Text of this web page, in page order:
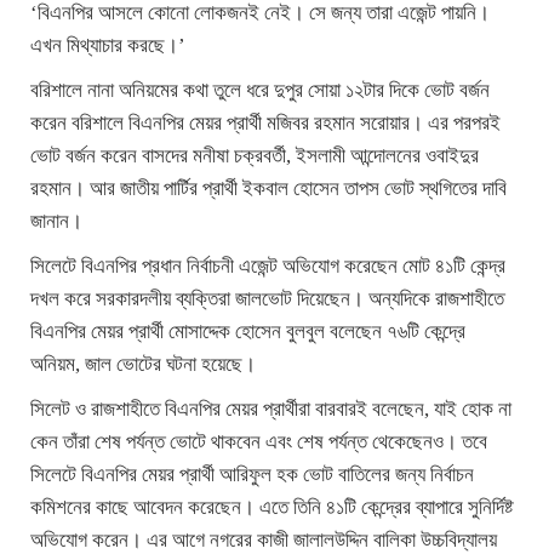
‘বিএনপির আসলে কোনো লোকজনই নেই। সে জন্য তারা এজেন্ট পায়নি।
এখন মিথ্যাচার করছে।’
বরিশালে নানা অনিয়মের কথা তুলে ধরে দুপুর সোয়া ১২টার দিকে ভোট বর্জন
করেন বরিশালে বিএনপির মেয়র প্রার্থী মজিবর রহমান সরোয়ার। এর পরপরই
ভোট বর্জন করেন বাসদের মনীষা চক্রবর্তী, ইসলামী আন্দোলনের ওবাইদুর
রহমান। আর জাতীয় পার্টির প্রার্থী ইকবাল হোসেন তাপস ভোট স্থগিতের দাবি
জানান।
সিলেটে বিএনপির প্রধান নির্বাচনী এজেন্ট অভিযোগ করেছেন মোট ৪১টি কেন্দ্র
দখল করে সরকারদলীয় ব্যক্তিরা জালভোট দিয়েছেন। অন্যদিকে রাজশাহীতে
বিএনপির মেয়র প্রার্থী মোসাদ্দেক হোসেন বুলবুল বলেছেন ৭৬টি কেন্দ্রে
অনিয়ম, জাল ভোটের ঘটনা হয়েছে।
সিলেট ও রাজশাহীতে বিএনপির মেয়র প্রার্থীরা বারবারই বলেছেন, যাই হোক না
কেন তাঁরা শেষ পর্যন্ত ভোটে থাকবেন এবং শেষ পর্যন্ত থেকেছেনও। তবে
সিলেটে বিএনপির মেয়র প্রার্থী আরিফুল হক ভোট বাতিলের জন্য নির্বাচন
কমিশনের কাছে আবেদন করেছেন। এতে তিনি ৪১টি কেন্দ্রের ব্যাপারে সুনির্দিষ্ট
অভিযোগ করেন। এর আগে নগরের কাজী জালালউদ্দিন বালিকা উচ্চবিদ্যালয়